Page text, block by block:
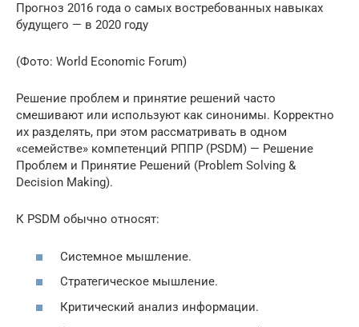
Прогноз 2016 года о самых востребованных навыках
будущего — в 2020 году
(Фото: World Economic Forum)
Решение проблем и принятие решений часто
смешивают или используют как синонимы. Корректно
их разделять, при этом рассматривать в одном
«семействе» компетенций РППР (PSDM) — Решение
Проблем и Принятие Решений (Problem Solving &
Decision Making).
К PSDM обычно относят:
Системное мышление.
Стратегическое мышление.
Критический анализ информации.